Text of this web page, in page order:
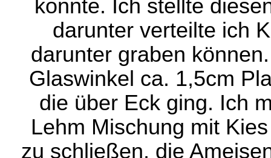
konnte. Ich stellte
darunter verteilte ich
darunter graben
Glaswinkel ca. 1,5cm
die über Eck ging. Ich
Lehm Mischung mit
zu schließen, die